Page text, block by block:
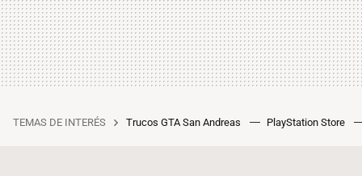
TEMAS DE INTERÉS Trucos GTA San Andreas PlayStation Store